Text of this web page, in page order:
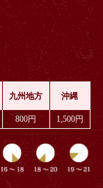
九州地方 沖縄
800円 1,500円